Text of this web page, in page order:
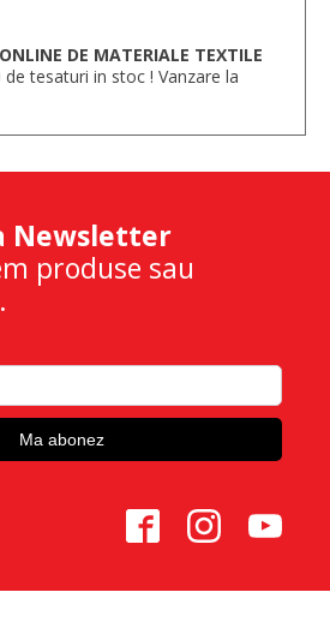
DE MATERIALE TEXTILE
de tesaturi in stoc ! Vanzare la
Newsletter
produse sau